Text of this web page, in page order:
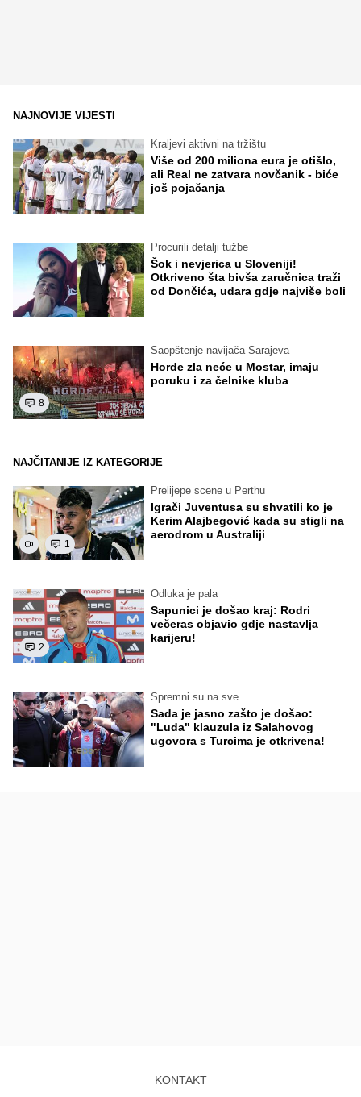
NAJNOVIJE VIJESTI
Kraljevi aktivni na tržištu
Više od 200 miliona eura je otišlo,
ali Real ne zatvara novčanik - biće
još pojačanja
Procurili detalji tužbe
Šok i nevjerica u Sloveniji!
Otkriveno šta bivša zaručnica traži
od Dončića, udara gdje najviše boli
8
Saopštenje navijača Sarajeva
Horde zla neće u Mostar, imaju
poruku i za čelnike kluba
NAJČITANIJE IZ KATEGORIJE
1
Prelijepe scene u Perthu
Igrači Juventusa su shvatili ko je
Kerim Alajbegović kada su stigli na
aerodrom u Australiji
2
Odluka je pala
Sapunici je došao kraj: Rodri
večeras objavio gdje nastavlja
karijeru!
Spremni su na sve
Sada je jasno zašto je došao:
"Luda" klauzula iz Salahovog
ugovora s Turcima je otkrivena!
KONTAKT